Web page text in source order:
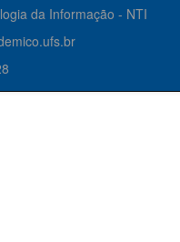
da Informação - NTI